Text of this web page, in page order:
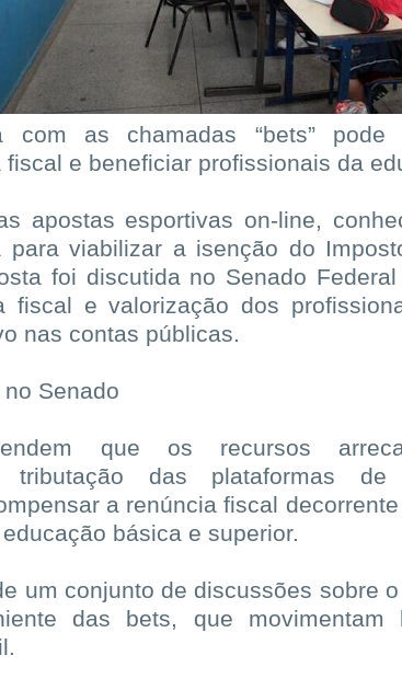
com as chamadas “bets”
e beneficiar profissionais da
apostas esportivas on-line,
para viabilizar a isenção do
foi discutida no Senado
fiscal e valorização dos
nas contas públicas.
Senado
que os recursos
tributação das plataformas de
a renúncia fiscal
básica e superior.
um conjunto de discussões sobre
das bets, que